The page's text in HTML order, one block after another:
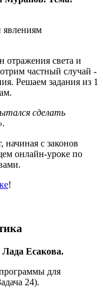
явлениям
отражения света и
частный случай -
Решаем задания из 1
сделать
.
начиная с законов
онлайн-уроке по
!
Лада Есакова.
для
24).